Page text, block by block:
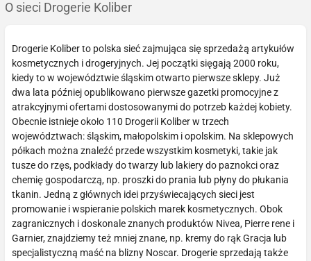
O sieci Drogerie Koliber
Drogerie Koliber to polska sieć zajmująca się sprzedażą artykułów
kosmetycznych i drogeryjnych. Jej początki sięgają 2000 roku,
kiedy to w województwie śląskim otwarto pierwsze sklepy. Już
dwa lata później opublikowano pierwsze gazetki promocyjne z
atrakcyjnymi ofertami dostosowanymi do potrzeb każdej kobiety.
Obecnie istnieje około 110 Drogerii Koliber w trzech
województwach: śląskim, małopolskim i opolskim. Na sklepowych
półkach można znaleźć przede wszystkim kosmetyki, takie jak
tusze do rzęs, podkłady do twarzy lub lakiery do paznokci oraz
chemię gospodarczą, np. proszki do prania lub płyny do płukania
tkanin. Jedną z głównych idei przyświecających sieci jest
promowanie i wspieranie polskich marek kosmetycznych. Obok
zagranicznych i doskonale znanych produktów Nivea, Pierre rene i
Garnier, znajdziemy też mniej znane, np. kremy do rąk Gracja lub
specjalistyczną maść na blizny Noscar. Drogerie sprzedają także